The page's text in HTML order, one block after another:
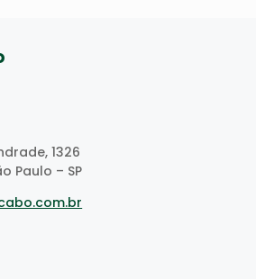
1326
Paulo – SP